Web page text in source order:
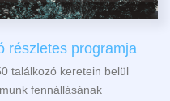
részletes programja
találkozó keretein belül
fennállásának